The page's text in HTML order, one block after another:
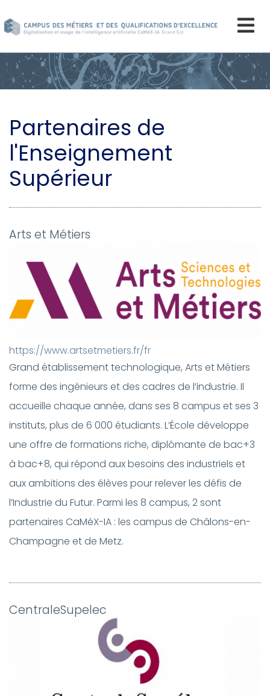
au
contenu
principal
Partenaires de
l'Enseignement
Supérieur
Arts et Métiers
https://www.artsetmetiers.fr/fr
Grand établissement technologique, Arts et Métiers
forme des ingénieurs et des cadres de l’industrie. Il
accueille chaque année, dans ses 8 campus et ses 3
instituts, plus de 6 000 étudiants. L’École développe
une offre de formations riche, diplômante de bac+3
à bac+8, qui répond aux besoins des industriels et
aux ambitions des élèves pour relever les défis de
l’Industrie du Futur. Parmi les 8 campus, 2 sont
partenaires CaMéX-IA : les campus de Châlons-en-
Champagne et de Metz.
CentraleSupelec